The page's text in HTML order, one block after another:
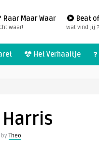
Raar Maar Waar
waar!
Beat
wat vind jij ?
Het Verhaaltje
byTheo